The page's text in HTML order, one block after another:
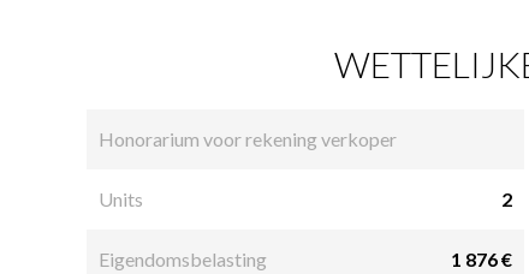
Honorarium voor rekening verkoper
Units 2
Eigendomsbelasting 1 876 €